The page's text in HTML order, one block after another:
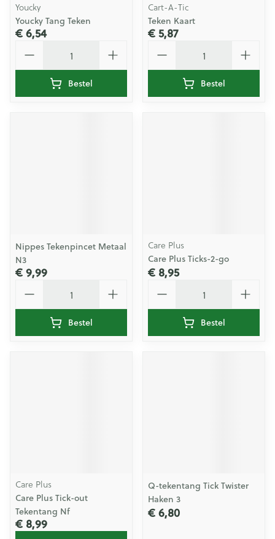
Youcky
Youcky Tang Teken
€ 6,54
Bestel
Cart-A-Tic
Teken Kaart
€ 5,87
Bestel
Nippes Tekenpincet Metaal
N3
€ 9,99
Bestel
Care Plus
Care Plus Ticks-2-go
€ 8,95
Bestel
Care Plus
Care Plus Tick-out
Tekentang Nf
€ 8,99
Q-tekentang Tick Twister
Haken 3
€ 6,80